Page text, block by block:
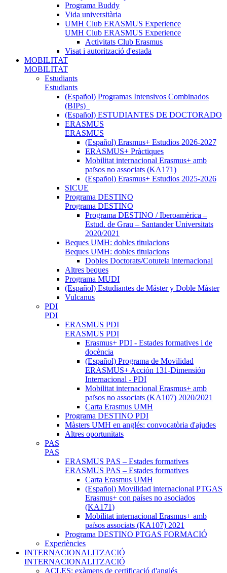
Programa Buddy
Vida universitària
UMH Club ERASMUS Experience
UMH Club ERASMUS Experience
Activitats Club Erasmus
Visat i autorització d'estada
MOBILITAT
MOBILITAT
Estudiants
Estudiants
(Español) Programas Intensivos Combinados
(BIPs)_
(Español) ESTUDIANTES DE DOCTORADO
ERASMUS
ERASMUS
(Español) Erasmus+ Estudios 2026-2027
ERASMUS+ Pràctiques
Mobilitat internacional Erasmus+ amb
països no associats (KA171)
(Español) Erasmus+ Estudios 2025-2026
SICUE
Programa DESTINO
Programa DESTINO
Programa DESTINO / Iberoamèrica –
Estud. de Grau – Santander Universitats
2020/2021
Beques UMH: dobles titulacions
Beques UMH: dobles titulacions
Dobles Doctorats/Cotutela internacional
Altres beques
Programa MUDI
(Español) Estudiantes de Máster y Doble Máster
Vulcanus
PDI
PDI
ERASMUS PDI
ERASMUS PDI
Erasmus+ PDI - Estades formatives i de
docència
(Español) Programa de Movilidad
ERASMUS+ Acción 131-Dimensión
Internacional - PDI
Mobilitat internacional Erasmus+ amb
països no associats (KA107) 2020/2021
Carta Erasmus UMH
Programa DESTINO PDI
Màsters UMH en anglés: convocatòria d'ajudes
Altres oportunitats
PAS
PAS
ERASMUS PAS – Estades formatives
ERASMUS PAS – Estades formatives
Carta Erasmus UMH
(Español) Movilidad internacional PTGAS
Erasmus+ con países no asociados
(KA171)
Mobilitat internacional Erasmus+ amb
països associats (KA107) 2021
Programa DESTINO PTGAS FORMACIÓ
Experiències
INTERNACIONALITZACIÓ
INTERNACIONALITZACIÓ
ACLES: exàmens de certificació d'anglés